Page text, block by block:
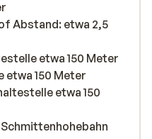
Abstand: etwa 2,5
etwa 150 Meter
150 Meter
etwa 150